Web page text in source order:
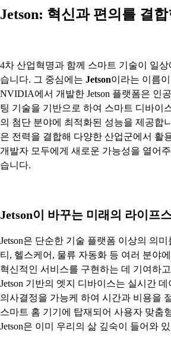
Jetson: 혁신과 편의를 결
4차 산업혁명과 함께 스마트 기술이 일
습니다. 그 중심에는 Jetson이라는 이름
NVIDIA에서 개발한 Jetson 플랫폼은 인
팅 기술을 기반으로 하여 스마트 디바이
의 첨단 분야에 최적화된 성능을 제공합
은 전력을 결합해 다양한 산업군에서 활
개발자 모두에게 새로운 가능성을 열어
습니다.
Jetson이 바꾸는 미래의 라이프
Jetson은 단순한 기술 플랫폼 이상의 의
티, 헬스케어, 물류 자동화 등 여러 분야
혁신적인 서비스를 구현하는 데 기여하
Jetson 기반의 엣지 디바이스는 실시간
의사결정을 가능케 하여 시간과 비용을
스마트 홈 기기에 탑재되어 사용자 맞춤
Jetson은 이미 우리의 삶 깊숙이 들어와